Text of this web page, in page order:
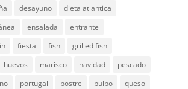
desayuno
dieta atlantica
ensalada
entrante
fiesta fish
grilled fish
huevos marisco navidad
pescado
portugal postre pulpo
queso